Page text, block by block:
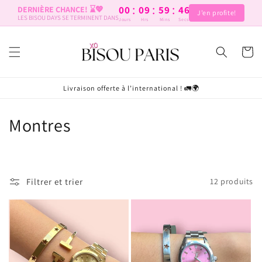
DERNIÈRE CHANCE! ⌛️💖
LES BISOU DAYS SE TERMINENT DANS
00 : 09 : 59 : 46
Jours Hrs Mins Secs
J’en profite!
passer
au
Panier
Livraison offerte à l’international ! 🚛🌍
C
e
c
Montres
Filtrer et trier 12 produits